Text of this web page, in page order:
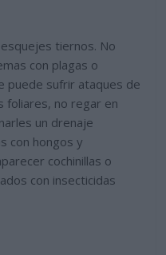
tiernos. No
con plagas o
puede sufrir ataques de
foliares, no regar en
un drenaje
con hongos y
cochinillas o
con insecticidas